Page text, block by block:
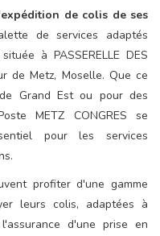
expédition de colis de ses
de services adaptés
à PASSERELLE DES
de Metz, Moselle. Que ce
Grand Est ou pour des
METZ CONGRES se
pour les services
profiter d'une gamme
leurs colis, adaptées à
d'une prise en